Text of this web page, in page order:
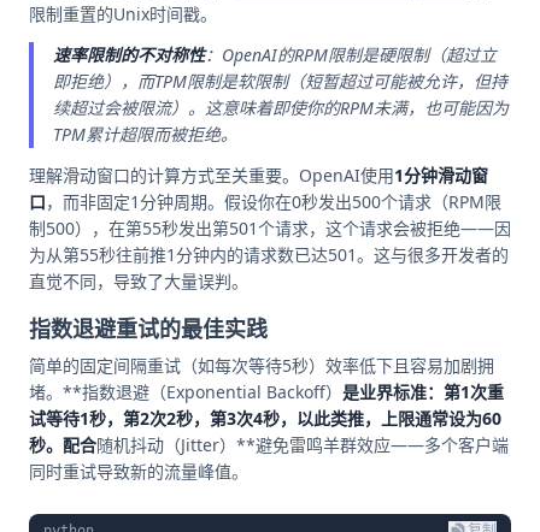
限制重置的Unix时间戳。
速率限制的不对称性：OpenAI的RPM限制是硬限制（超过立
即拒绝），而TPM限制是软限制（短暂超过可能被允许，但持
续超过会被限流）。这意味着即使你的RPM未满，也可能因为
TPM累计超限而被拒绝。
理解滑动窗口的计算方式至关重要。OpenAI使用1分钟滑动窗
口，而非固定1分钟周期。假设你在0秒发出500个请求（RPM限
制500），在第55秒发出第501个请求，这个请求会被拒绝——因
为从第55秒往前推1分钟内的请求数已达501。这与很多开发者的
直觉不同，导致了大量误判。
指数退避重试的最佳实践
简单的固定间隔重试（如每次等待5秒）效率低下且容易加剧拥
堵。**指数退避（Exponential Backoff） 是业界标准：第1次重
试等待1秒，第2次2秒，第3次4秒，以此类推，上限通常设为60
秒。配合随机抖动（Jitter）**避免雷鸣羊群效应——多个客户端
同时重试导致新的流量峰值。